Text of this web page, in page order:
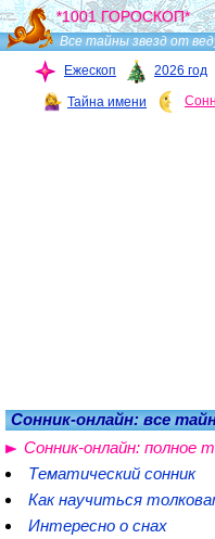
*1001 ГОРОСКОП*
Все тайны звезд от
Ежескоп
2026 год
Тайна имени
Сонник-онлайн: все
Сонник-онлайн: полное
Тематический сонник
Как научиться
Интересно о снах